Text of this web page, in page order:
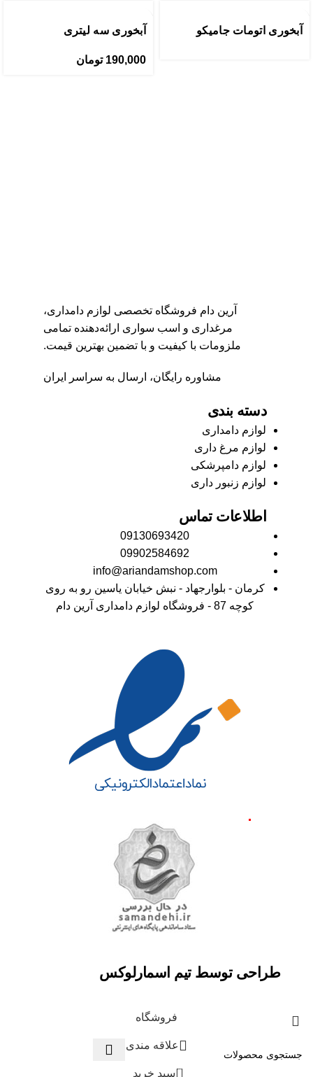
آبخوری اتومات جامیکو آبخوری سه لیتری
190,000 تومان
آرین دام فروشگاه تخصصی لوازم دامداری،
مرغداری و اسب‌ سواری ارائه‌دهنده تمامی
ملزومات با کیفیت و با تضمین بهترین قیمت.
مشاوره رایگان، ارسال به سراسر ایران
دسته بندی
لوازم دامداری
لوازم مرغ داری
لوازم دامپرشکی
لوازم زنبور داری
اطلاعات تماس
09130693420
09902584692
info@ariandamshop.com
کرمان - بلوارجهاد - نبش خیابان یاسین رو به روی
کوچه 87 - فروشگاه لوازم دامداری آرین دام
طراحی توسط تیم اسمارلوکس
فروشگاه
علاقه مندی
0 سبد خرید